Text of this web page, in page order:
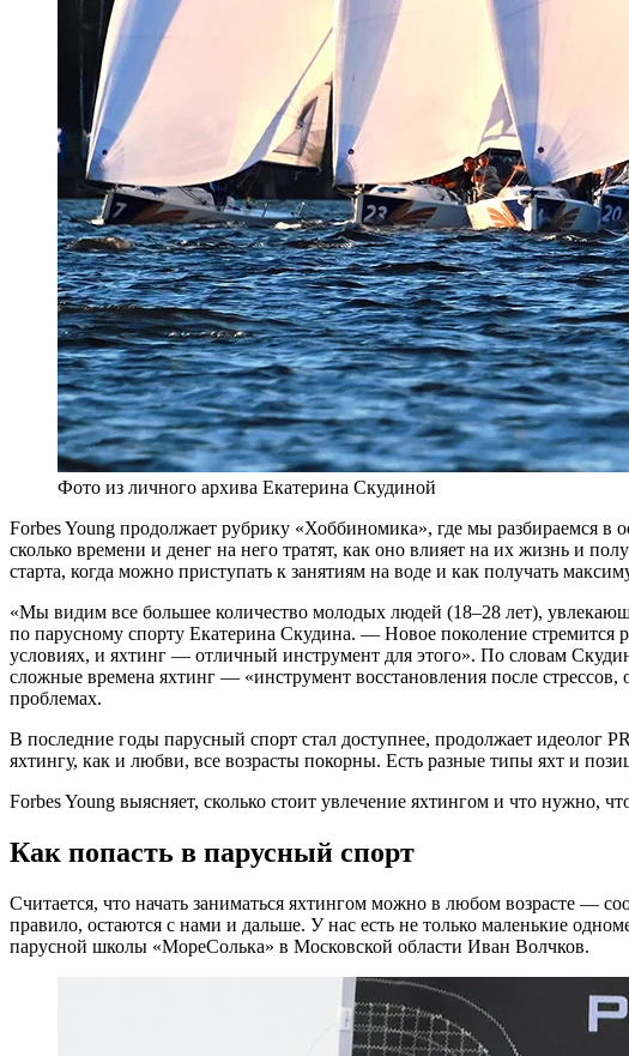
Фото из личного архива Екатерина Скудиной
Forbes Young продолжает рубрику «Хоббиномика», где мы разбираемся
сколько времени и денег на него тратят, как оно влияет на их жизнь и
старта, когда можно приступать к занятиям на воде и как получать
«Мы видим все большее количество молодых людей (18–28 лет),
по парусному спорту Екатерина Скудина. — Новое поколение стремится
условиях, и яхтинг — отличный инструмент для этого». По словам
сложные времена яхтинг — «инструмент восстановления после стрессов,
проблемах.
В последние годы парусный спорт стал доступнее, продолжает идеолог
яхтингу, как и любви, все возрасты покорны. Есть разные типы яхт и
Forbes Young выясняет, сколько стоит увлечение яхтингом и что нужно,
Как попасть в парусный спорт
Считается, что начать заниматься яхтингом можно в любом возрасте —
правило, остаются с нами и дальше. У нас есть не только маленькие
парусной школы «МореСолька» в Московской области Иван Волчков.